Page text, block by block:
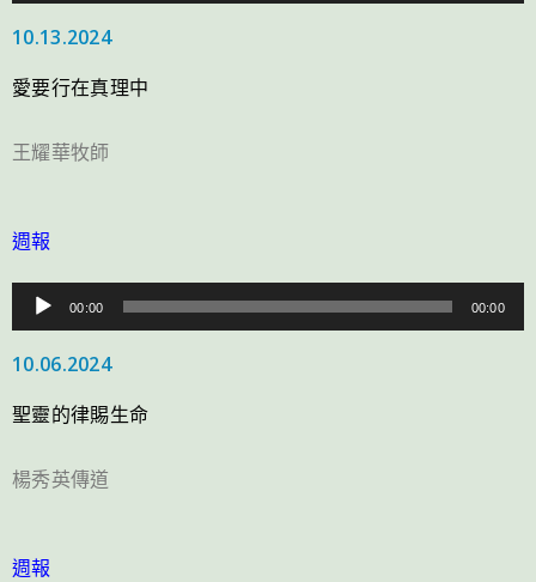
訊
播
放
10.13.2024
愛要行在真理中
王耀華牧師
週報
訊
播
放
00:00 00:00
10.06.2024
聖靈的律賜生命
楊秀英傳道
週報